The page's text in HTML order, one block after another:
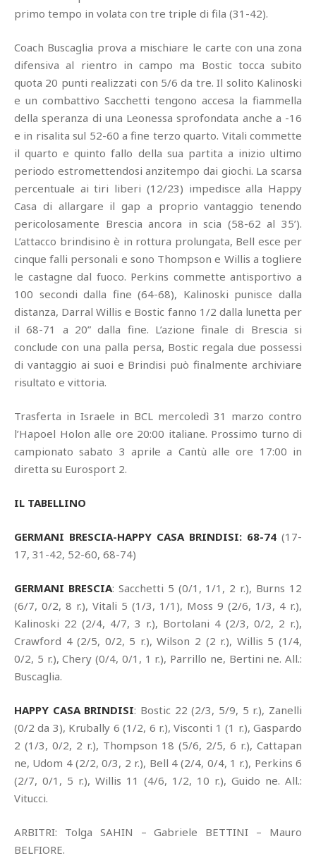
primo tempo in volata con tre triple di fila (31-42).
Coach Buscaglia prova a mischiare le carte con una zona
difensiva al rientro in campo ma Bostic tocca subito
quota 20 punti realizzati con 5/6 da tre. Il solito Kalinoski
e un combattivo Sacchetti tengono accesa la fiammella
della speranza di una Leonessa sprofondata anche a -16
e in risalita sul 52-60 a fine terzo quarto. Vitali commette
il quarto e quinto fallo della sua partita a inizio ultimo
periodo estromettendosi anzitempo dai giochi. La scarsa
percentuale ai tiri liberi (12/23) impedisce alla Happy
Casa di allargare il gap a proprio vantaggio tenendo
pericolosamente Brescia ancora in scia (58-62 al 35’).
L’attacco brindisino è in rottura prolungata, Bell esce per
cinque falli personali e sono Thompson e Willis a togliere
le castagne dal fuoco. Perkins commette antisportivo a
100 secondi dalla fine (64-68), Kalinoski punisce dalla
distanza, Darral Willis e Bostic fanno 1/2 dalla lunetta per
il 68-71 a 20” dalla fine. L’azione finale di Brescia si
conclude con una palla persa, Bostic regala due possessi
di vantaggio ai suoi e Brindisi può finalmente archiviare
risultato e vittoria.
Trasferta in Israele in BCL mercoledì 31 marzo contro
l’Hapoel Holon alle ore 20:00 italiane. Prossimo turno di
campionato sabato 3 aprile a Cantù alle ore 17:00 in
diretta su Eurosport 2.
IL TABELLINO
GERMANI BRESCIA-HAPPY CASA BRINDISI: 68-74 (17-
17, 31-42, 52-60, 68-74)
GERMANI BRESCIA: Sacchetti 5 (0/1, 1/1, 2 r.), Burns 12
(6/7, 0/2, 8 r.), Vitali 5 (1/3, 1/1), Moss 9 (2/6, 1/3, 4 r.),
Kalinoski 22 (2/4, 4/7, 3 r.), Bortolani 4 (2/3, 0/2, 2 r.),
Crawford 4 (2/5, 0/2, 5 r.), Wilson 2 (2 r.), Willis 5 (1/4,
0/2, 5 r.), Chery (0/4, 0/1, 1 r.), Parrillo ne, Bertini ne. All.:
Buscaglia.
HAPPY CASA BRINDISI: Bostic 22 (2/3, 5/9, 5 r.), Zanelli
(0/2 da 3), Krubally 6 (1/2, 6 r.), Visconti 1 (1 r.), Gaspardo
2 (1/3, 0/2, 2 r.), Thompson 18 (5/6, 2/5, 6 r.), Cattapan
ne, Udom 4 (2/2, 0/3, 2 r.), Bell 4 (2/4, 0/4, 1 r.), Perkins 6
(2/7, 0/1, 5 r.), Willis 11 (4/6, 1/2, 10 r.), Guido ne. All.:
Vitucci.
ARBITRI: Tolga SAHIN – Gabriele BETTINI – Mauro
BELFIORE.